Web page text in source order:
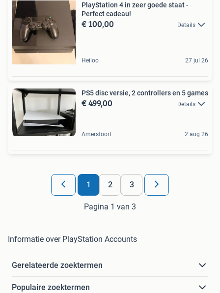
PlayStation 4 in zeer goede staat -
Perfect cadeau!
€ 100,00 Details
Heiloo 27 jul 26
PS5 disc versie, 2 controllers en 5 games
€ 499,00 Details
Amersfoort 2 aug 26
1 2 3
Pagina 1 van 3
Informatie over PlayStation Accounts
Gerelateerde zoektermen
Populaire zoektermen